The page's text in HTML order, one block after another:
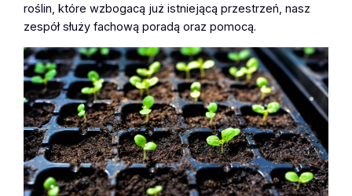
roślin, które wzbogacą już istniejącą przestrzeń, nasz
zespół służy fachową poradą oraz pomocą.